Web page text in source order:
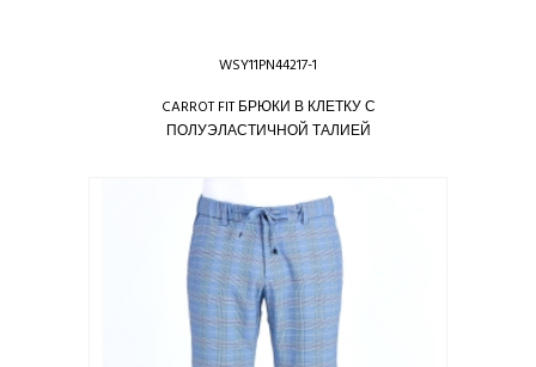
WSY11PN44217-1
CARROT FIT БРЮКИ В КЛЕТКУ С
ПОЛУЭЛАСТИЧНОЙ ТАЛИЕЙ